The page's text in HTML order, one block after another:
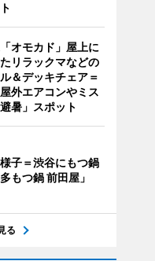
オモカド」屋上に
リラックマなどの
＆デッキチェア＝
外エアコンやミス
暑」スポット
子＝渋谷にもつ鍋
もつ鍋 前田屋」
る